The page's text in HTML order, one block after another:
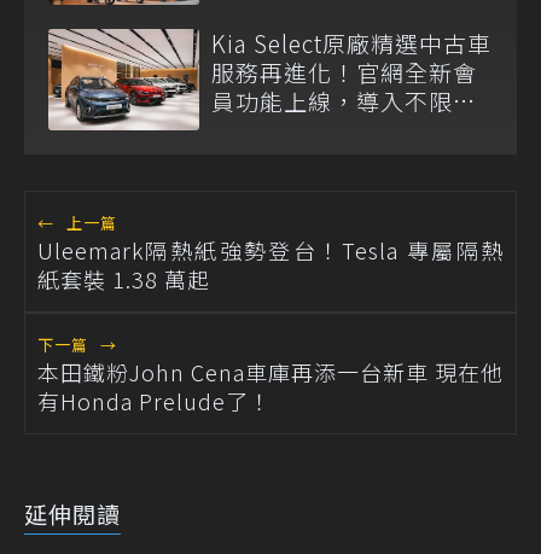
Kia Select原廠精選中古車
服務再進化！官網全新會
員功能上線，導入不限品
← 上一篇
Uleemark隔熱紙強勢登台！Tesla 專屬隔熱
紙套裝 1.38 萬起
下一篇 →
本田鐵粉John Cena車庫再添一台新車 現在他
有Honda Prelude了！
延伸閱讀